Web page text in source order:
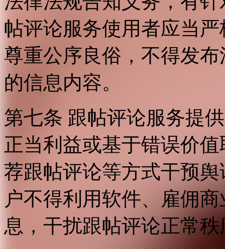
帖评论服务使用者应当
尊重公序良俗，不得发
的信息内容。
第七条 跟帖评论服务提
正当利益或基于错误价
荐跟帖评论等方式干预
户不得利用软件、雇佣
息，干扰跟帖评论正常